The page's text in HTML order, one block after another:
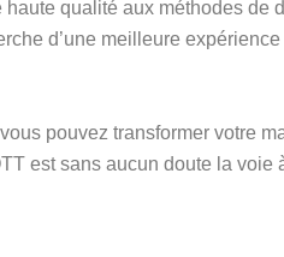
qualité aux méthodes de
d’une meilleure
pouvez transformer votre
est sans aucun doute la voie